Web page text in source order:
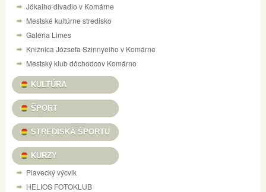
Jókaiho divadlo v Komárne
Mestské kultúrne stredisko
Galéria Limes
Knižnica Józsefa Szinnyeiho v Komárne
Mestský klub dôchodcov Komárno
KULTÚRA
ŠPORT
STREDISKÁ ŠPORTU
KURZY
Plavecký výcvik
HELIOS FOTOKLUB